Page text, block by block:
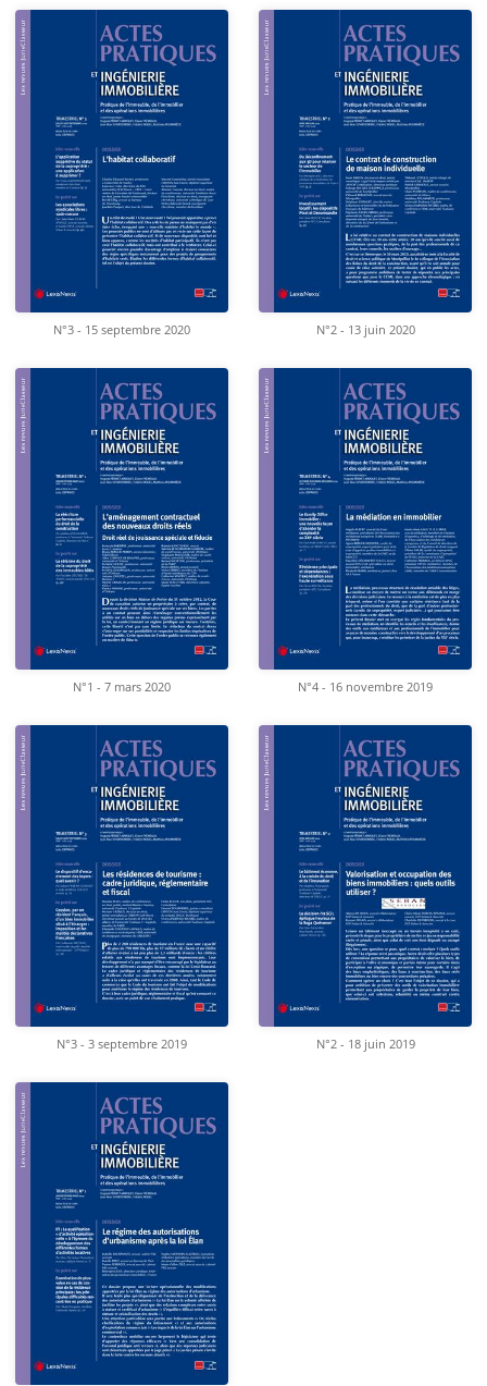
N°3 - 15 septembre 2020 N°2 - 13 juin 2020
N°1 - 7 mars 2020 N°4 - 16 novembre 2019
N°3 - 3 septembre 2019 N°2 - 18 juin 2019